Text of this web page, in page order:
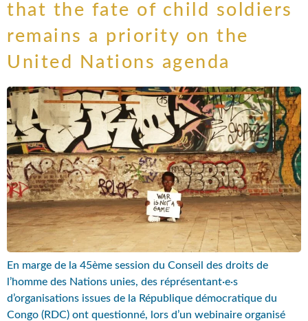
that the fate of child soldiers
remains a priority on the
United Nations agenda
En marge de la 45ème session du Conseil des droits de
l’homme des Nations unies, des réprésentant·e·s
d’organisations issues de la République démocratique du
Congo (RDC) ont questionné, lors d’un webinaire organisé